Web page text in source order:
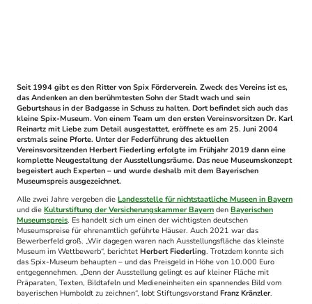
Seit 1994 gibt es den Ritter von Spix Förderverein. Zweck des Vereins ist es,
das Andenken an den berühmtesten Sohn der Stadt wach und sein
Geburtshaus in der Badgasse in Schuss zu halten. Dort befindet sich auch das
kleine Spix-Museum. Von einem Team um den ersten Vereinsvorsitzen Dr. Karl
Reinartz mit Liebe zum Detail ausgestattet, eröffnete es am 25. Juni 2004
erstmals seine Pforte. Unter der Federführung des aktuellen
Vereinsvorsitzenden Herbert Fiederling erfolgte im Frühjahr 2019 dann eine
komplette Neugestaltung der Ausstellungsräume. Das neue Museumskonzept
begeistert auch Experten – und wurde deshalb mit dem Bayerischen
Museumspreis ausgezeichnet.
Alle zwei Jahre vergeben die Landesstelle für nichtstaatliche Museen in Bayern
und die Kulturstiftung der Versicherungskammer Bayern den Bayerischen
Museumspreis. Es handelt sich um einen der wichtigsten deutschen
Museumspreise für ehrenamtlich geführte Häuser. Auch 2021 war das
Bewerberfeld groß. „Wir dagegen waren nach Ausstellungsfläche das kleinste
Museum im Wettbewerb“, berichtet Herbert Fiederling. Trotzdem konnte sich
das Spix-Museum behaupten – und das Preisgeld in Höhe von 10.000 Euro
entgegennehmen. „Denn der Ausstellung gelingt es auf kleiner Fläche mit
Präparaten, Texten, Bildtafeln und Medieneinheiten ein spannendes Bild vom
bayerischen Humboldt zu zeichnen“, lobt Stiftungsvorstand Franz Kränzler.